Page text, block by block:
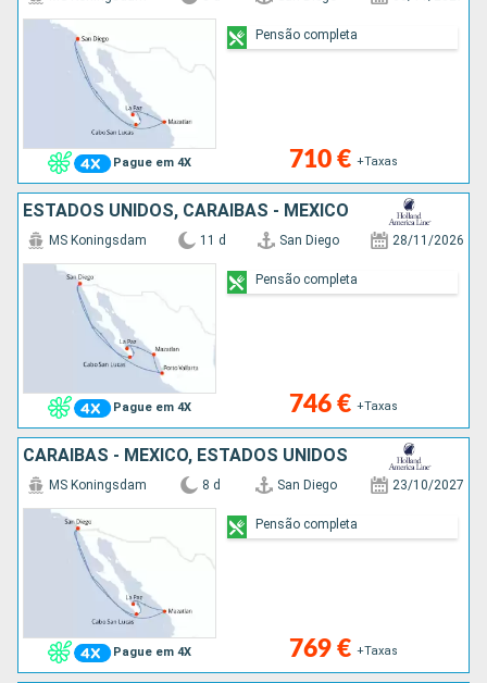
Pague em 4X 710 € +Taxas
Pensão completa
ESTADOS UNIDOS, CARAIBAS - MEXICO
Pague em 4X
MS Koningsdam 11 d San Diego 28/11/2026
746 € +Taxas
Pensão completa
CARAIBAS - MEXICO, ESTADOS UNIDOS
Pague em 4X
MS Koningsdam 8 d San Diego 23/10/2027
769 € +Taxas
Pensão completa